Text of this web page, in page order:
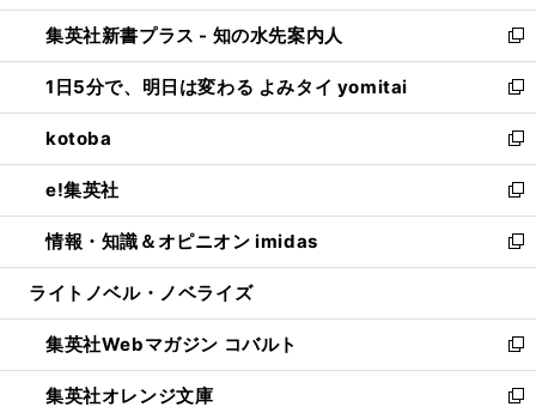
開
く
ン
ド
ウ
で
開
く
ウ
ィ
ン
ド
ウ
で
開
く
し
い
ウ
ィ
ン
ド
ウ
で
開
く
集英社新書プラス - 知の水先案内人
新
し
い
ウ
ィ
ン
ド
ウ
で
開
1日5分で、明日は変わる よみタイ yomitai
新
し
い
ウ
ィ
ン
ド
ウ
開
く
kotoba
新
し
い
ウ
ィ
ン
ウ
で
開
く
e!集英社
新
し
い
ウ
ン
ド
ウ
で
情報・知識＆オピニオン imidas
新
し
ウ
ィ
ン
ド
ライトノベル・ノベライズ
集英社Webマガジン コバルト
新
し
い
集英社オレンジ文庫
新